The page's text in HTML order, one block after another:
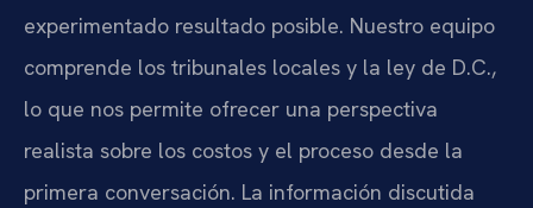
experimentado resultado posible. Nuestro equipo
comprende los tribunales locales y la ley de D.C.,
lo que nos permite ofrecer una perspectiva
realista sobre los costos y el proceso desde la
primera conversación. La información discutida